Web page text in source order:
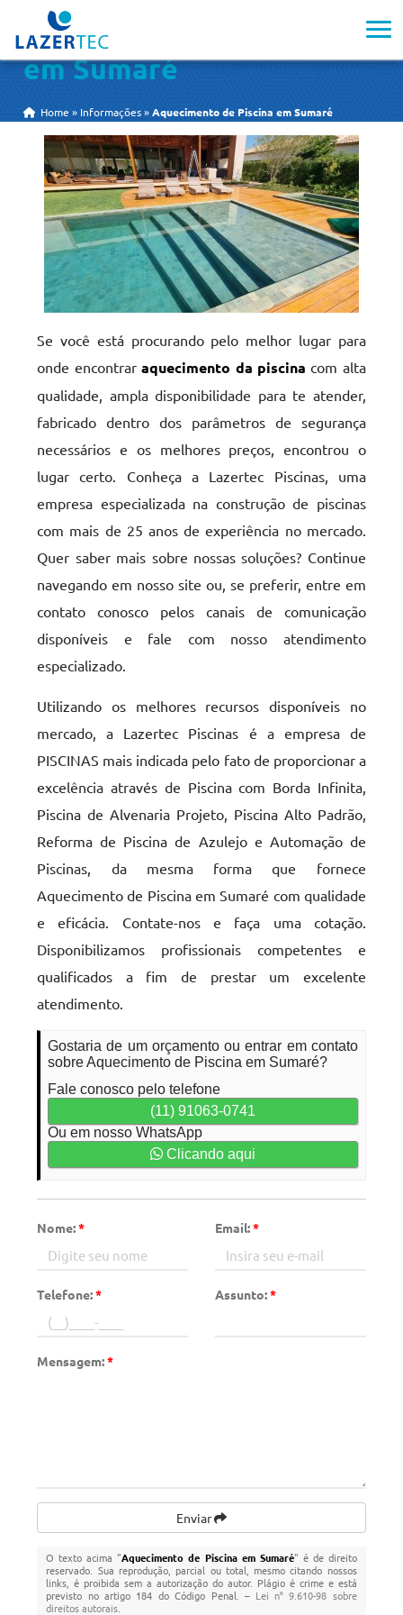
Aquecimento de Piscina
em Sumaré
Home » Informações »Aquecimento de Piscina em Sumaré
Se você está procurando pelo melhor lugar para
onde encontraraquecimento da piscina com alta
qualidade, ampla disponibilidade para te atender,
fabricado dentro dos parâmetros de segurança
necessários e os melhores preços, encontrou o
lugar certo. Conheça a Lazertec Piscinas, uma
empresa especializada na construção de piscinas
com mais de 25 anos de experiência no mercado.
Quer saber mais sobre nossas soluções? Continue
navegando em nosso site ou, se preferir, entre em
contato conosco pelos canais de comunicação
disponíveis e fale com nosso atendimento
especializado.
Utilizando os melhores recursos disponíveis no
mercado, a Lazertec Piscinas é a empresa de
PISCINAS mais indicada pelo fato de proporcionar a
excelência através de Piscina com Borda Infinita,
Piscina de Alvenaria Projeto, Piscina Alto Padrão,
Reforma de Piscina de Azulejo e Automação de
Piscinas, da mesma forma que fornece
Aquecimento de Piscina em Sumaré com qualidade
e eficácia. Contate-nos e faça uma cotação.
Disponibilizamos profissionais competentes e
qualificados a fim de prestar um excelente
atendimento.
Gostaria de um orçamento ou entrar em contato
sobre Aquecimento de Piscina em Sumaré?
Fale conosco pelo telefone
(11) 91063-0741
Ou em nosso WhatsApp
Clicando aqui
Nome:* Email:*
Telefone:* Assunto:*
Mensagem:*
Enviar
O texto acima "Aquecimento de Piscina em Sumaré" é de direito
reservado. Sua reprodução, parcial ou total, mesmo citando nossos
links, é proibida sem a autorização do autor. Plágio é crime e está
previsto no artigo 184 do Código Penal. – Lei n° 9.610-98 sobre
direitos autorais